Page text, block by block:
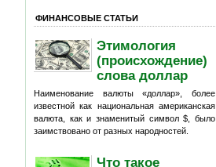
ФИНАНСОВЫЕ СТАТЬИ
Этимология
(происхождение)
слова доллар
Наименование валюты «доллар», более
известной как национальная американская
валюта, как и знаменитый символ $, было
заимствовано от разных народностей.
Что такое